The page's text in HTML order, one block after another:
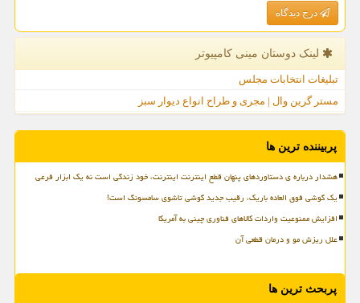
درج دیدگاه
لینک دوستان مینی كامپیوتر
تبلیغات انتخابات مجلس
مستر گرین وال | مجری و طراح انواع دیوار سبز
پربیننده ترین ها
هشدار درباره ی دستاوردهای پنهان قطع اینترنت اینترنت، خود زندگی است نه یک ابزار فرعی
یک گوشی فوق العاده باریک، رقیب جدید گوشی تاشوی سامسونگ است!
افزایش ممنوعیت واردات کالاهای فناوری چینی به آمریکا
علل ریزش مو و درمان قطعی آن
پربحث ترین ها